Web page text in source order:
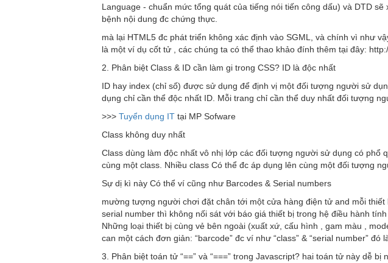
Language - chuẩn mức tổng quát của tiếng nói tiến công dấu) và DTD
bệnh nội dung đc chứng thực.
mà lại HTML5 đc phát triển không xác định vào SGML, và chính vì như
là một ví dụ cốt tử , các chúng ta có thể thao khảo đính thêm tại đây:
2. Phân biệt Class & ID cần làm gi trong CSS? ID là độc nhất
ID hay index (chỉ số) được sử dụng để định vị một đối tượng người sử
dụng chỉ cần thể độc nhất ID. Mỗi trang chỉ cần thể duy nhất đối tượng
>>> Tuyển dụng IT tại MP Sofware
Class không duy nhất
Class dùng làm độc nhất vô nhị lớp các đối tượng người sử dụng có phổ
cùng một class. Nhiều class Có thể đc áp dụng lên cùng một đối tượng
Sự dị kì này Có thể ví cũng như Barcodes & Serial numbers
mường tượng người chơi đặt chân tới một cửa hàng điện tử and mỗi
serial number thì không nối sát với báo giá thiết bị trong hệ điều hành
Những loại thiết bị cùng vẻ bên ngoài (xuất xứ, cấu hình , gam màu ,
can một cách đơn giản: “barcode” đc ví như “class” & “serial number” đó là
3. Phân biệt toán tử “==” và “===” trong Javascript? hai toán tử này dễ